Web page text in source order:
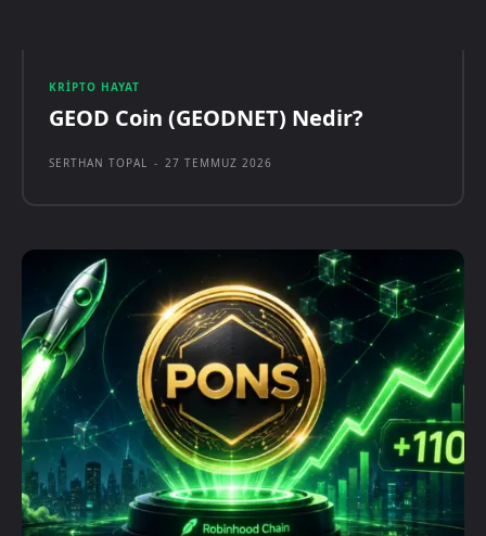
KRIPTO HAYAT
GEOD Coin (GEODNET) Nedir?
SERTHAN TOPAL - 27 TEMMUZ 2026